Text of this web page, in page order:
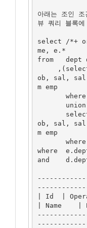
아래는 조인
뷰 쿼리 블록
select /*+
me, e.*
from   dept
ob, sal,
m emp
ob, sal,
m emp
where
and
| Id  |
| Name    |